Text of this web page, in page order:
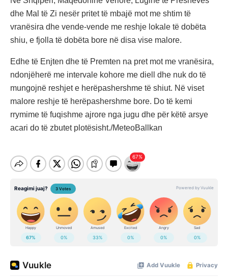
dhe Mal të Zi nesër pritet të mbajë mot me shtim të
vranësira dhe vende-vende me reshje lokale të dobëta
shiu, e fjolla të dobëta bore në disa vise malore.
Edhe të Enjten dhe të Premten na pret mot me vranësira,
ndonjëherë me intervale kohore me diell dhe nuk do të
mungojnë reshjet e herëpashershme të shiut. Në viset
malore reshje të herëpashershme bore. Do të kemi
rrymime të fuqishme ajrore nga jugu dhe për këtë arsye
acari do të zbutet plotësisht./MeteoBallkan